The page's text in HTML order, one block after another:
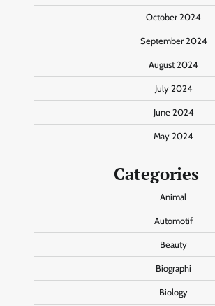
October 2024
September 2024
August 2024
July 2024
June 2024
May 2024
Categories
Animal
Automotif
Beauty
Biographi
Biology